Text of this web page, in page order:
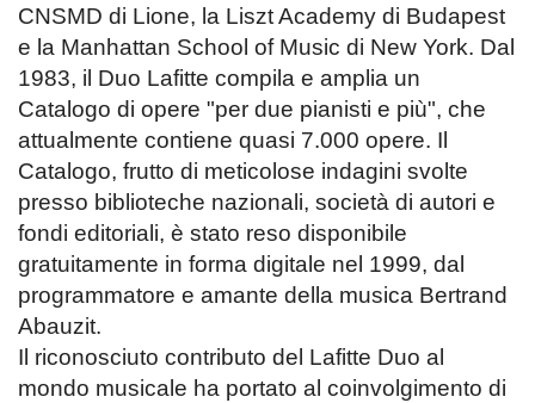
CNSMD di Lione, la Liszt Academy di Budapest
e la Manhattan School of Music di New York. Dal
1983, il Duo Lafitte compila e amplia un
Catalogo di opere "per due pianisti e più", che
attualmente contiene quasi 7.000 opere. Il
Catalogo, frutto di meticolose indagini svolte
presso biblioteche nazionali, società di autori e
fondi editoriali, è stato reso disponibile
gratuitamente in forma digitale nel 1999, dal
programmatore e amante della musica Bertrand
Abauzit.
Il riconosciuto contributo del Lafitte Duo al
mondo musicale ha portato al coinvolgimento di